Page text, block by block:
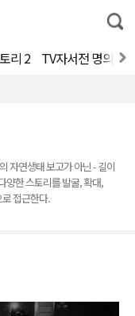
통
합
색
리 2 TV자서전 명의
자연생태 보고가 아닌 - 길이
양한 스토리를 발굴, 확대,
접근한다.